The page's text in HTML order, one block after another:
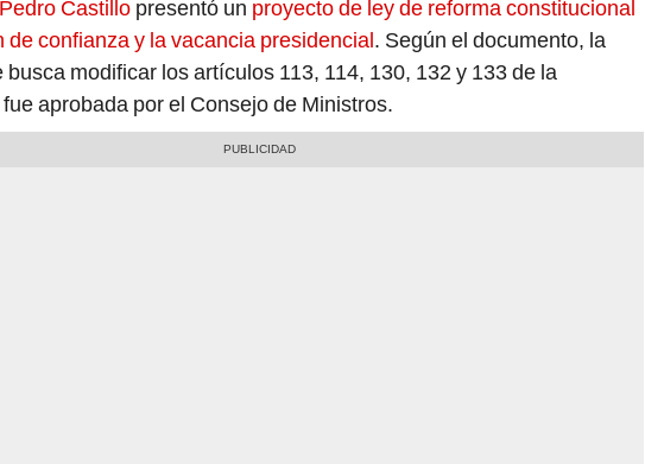
Pedro Castillo presentó un proyecto de ley de reforma constitucional
de confianza y la vacancia presidencial. Según el documento, la
busca modificar los artículos 113, 114, 130, 132 y 133 de la
aprobada por el Consejo de Ministros.